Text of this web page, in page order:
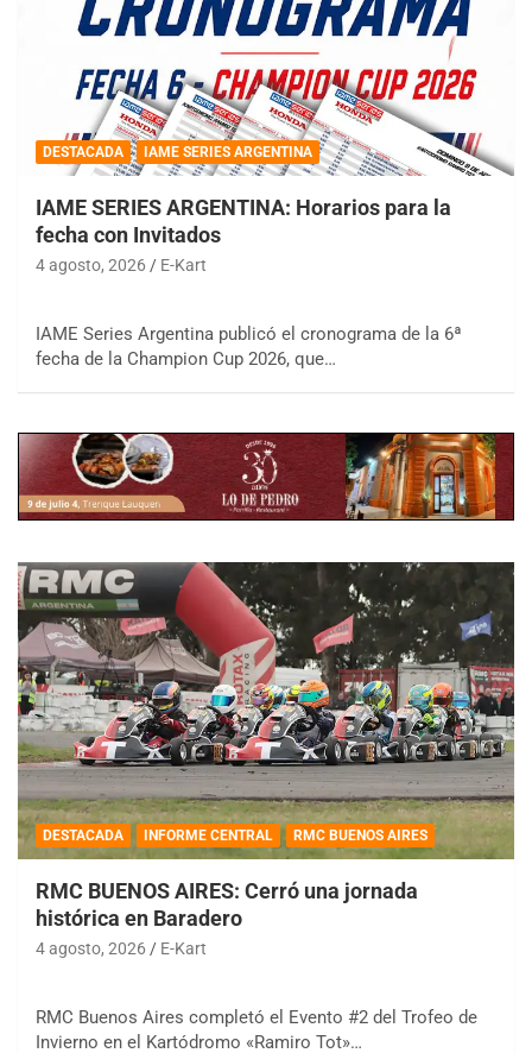
DESTACADA IAME SERIES ARGENTINA
IAME SERIES ARGENTINA: Horarios para la
fecha con Invitados
4 agosto, 2026 E-Kart
IAME Series Argentina publicó el cronograma de la 6ª
fecha de la Champion Cup 2026, que…
DESTACADA INFORME CENTRAL RMC BUENOS AIRES
RMC BUENOS AIRES: Cerró una jornada
histórica en Baradero
4 agosto, 2026 E-Kart
RMC Buenos Aires completó el Evento #2 del Trofeo de
Invierno en el Kartódromo «Ramiro Tot»…